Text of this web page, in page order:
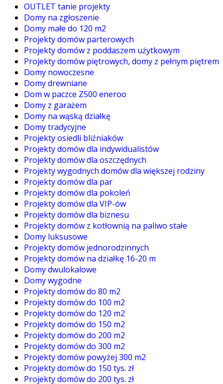
OUTLET tanie projekty
Domy na zgłoszenie
Domy małe do 120 m2
Projekty domów parterowych
Projekty domów z poddaszem użytkowym
Projekty domów piętrowych, domy z pełnym piętrem
Domy nowoczesne
Domy drewniane
Dom w paczce Z500 eneroo
Domy z garażem
Domy na wąską działkę
Domy tradycyjne
Projekty osiedli bliźniaków
Projekty domów dla indywidualistów
Projekty domów dla oszczędnych
Projekty wygodnych domów dla większej rodziny
Projekty domów dla par
Projekty domów dla pokoleń
Projekty domów dla VIP-ów
Projekty domów dla biznesu
Projekty domów z kotłownią na paliwo stałe
Domy luksusowe
Projekty domów jednorodzinnych
Projekty domów na działkę 16-20 m
Domy dwulokalowe
Domy wygodne
Projekty domów do 80 m2
Projekty domów do 100 m2
Projekty domów do 120 m2
Projekty domów do 150 m2
Projekty domów do 200 m2
Projekty domów do 300 m2
Projekty domów powyżej 300 m2
Projekty domów do 150 tys. zł
Projekty domów do 200 tys. zł